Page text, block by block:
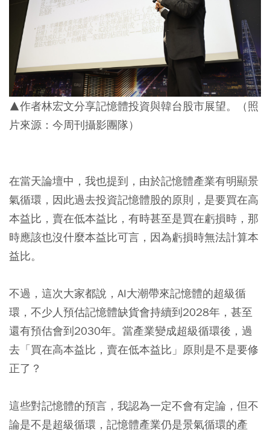
▲作者林宏文分享記憶體投資與韓台股市展望。（照
片來源：今周刊攝影團隊）
在當天論壇中，我也提到，由於記憶體產業有明顯景
氣循環，因此過去投資記憶體股的原則，是要買在高
本益比，賣在低本益比，有時甚至是買在虧損時，那
時應該也沒什麼本益比可言，因為虧損時無法計算本
益比。
不過，這次大家都說，AI大潮帶來記憶體的超級循
環，不少人預估記憶體缺貨會持續到2028年，甚至
還有預估會到2030年。當產業變成超級循環後，過
去「買在高本益比，賣在低本益比」原則是不是要修
正了？
這些對記憶體的預言，我認為一定不會有定論，但不
論是不是超級循環，記憶體產業仍是景氣循環的產